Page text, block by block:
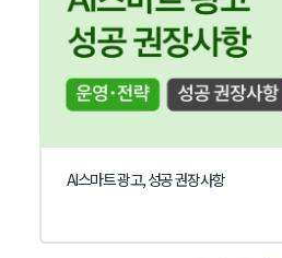
AI스마트 광고, 성공 권장사항